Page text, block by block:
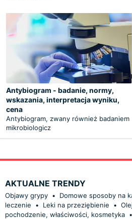
Antybiogram - badanie, normy,
wskazania, interpretacja wyniku,
cena
Antybiogram, zwany również badaniem
mikrobiologicz
AKTUALNE TRENDY
Objawy grypy • Domowe sposoby na
leczenie
• Leki na przeziębienie •
pochodzenie, właściwości, kosmetyka •